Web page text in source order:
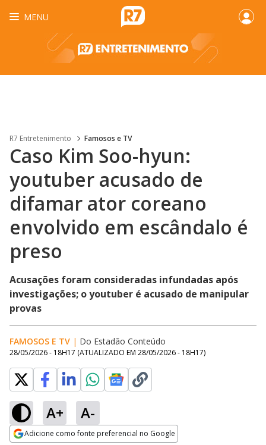
MENU
R7 Entretenimento Famosos e TV
Caso Kim Soo-hyun:
youtuber acusado de
difamar ator coreano
envolvido em escândalo é
preso
Acusações foram consideradas infundadas após
investigações; o youtuber é acusado de manipular
provas
FAMOSOS E TV | Do Estadão Conteúdo
28/05/2026 - 18H17 (ATUALIZADO EM 28/05/2026 - 18H17)
A+ A-
Adicione como fonte preferencial no Google